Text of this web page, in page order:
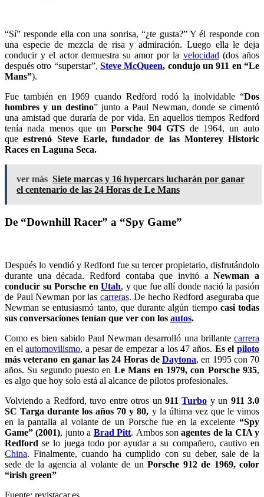
“Sí” responde ella con una sonrisa, “¿te gusta?” Y él responde con
una especie de mezcla de risa y admiración. Luego ella le deja
conducir y el actor demuestra su amor por la velocidad (dos años
después otro “superstar”, Steve McQueen, condujo un 911 en “Le
Mans”).
Fue también en 1969 cuando Redford rodó la inolvidable “Dos
hombres y un destino” junto a Paul Newman, donde se cimentó
una amistad que duraría de por vida. En aquellos tiempos Redford
tenía nada menos que un Porsche 904 GTS de 1964, un auto
queestrenó Steve Earle, fundador de las Monterey Historic
Races en Laguna Seca.
ver más Siete marcas y 16 hypercars lucharán por ganar
el centenario de las 24 Horas de Le Mans
De “Downhill Racer” a “Spy Game”
Después lo vendió y Redford fue su tercer propietario, disfrutándolo
durante una década. Redford contaba que invitó a Newman a
conducir su Porsche en Utah, y que fue allí donde nació la pasión
de Paul Newman por las carreras. De hecho Redford aseguraba que
Newman se entusiasmó tanto, que durante algún tiempo casi todas
sus conversaciones tenían que ver con los autos.
Como es bien sabido Paul Newman desarrolló una brillante carrera
en elautomovilismo, a pesar de empezar a los 47 años. Es elpiloto
más veterano en ganar las 24 Horas de Daytona, en 1995 con 70
años. Su segundo puesto en Le Mans en 1979, con Porsche 935,
es algo que hoy solo está al alcance de pilotos profesionales.
Volviendo a Redford, tuvo entre otros un 911Turbo y un 911 3.0
SC Targa durante los años 70 y 80, y la última vez que le vimos
en la pantalla al volante de un Porsche fue en la excelente “Spy
Game” (2001), junto a Brad Pitt. Ambos sonagentes de la CIA y
Redfordse lo juega todo por ayudar a su compañero, cautivo en
China. Finalmente, cuando ha cumplido con su deber, sale de la
sede de la agencia al volante de un Porsche 912 de 1969, color
“irish green”
Fuente: revistacar.es